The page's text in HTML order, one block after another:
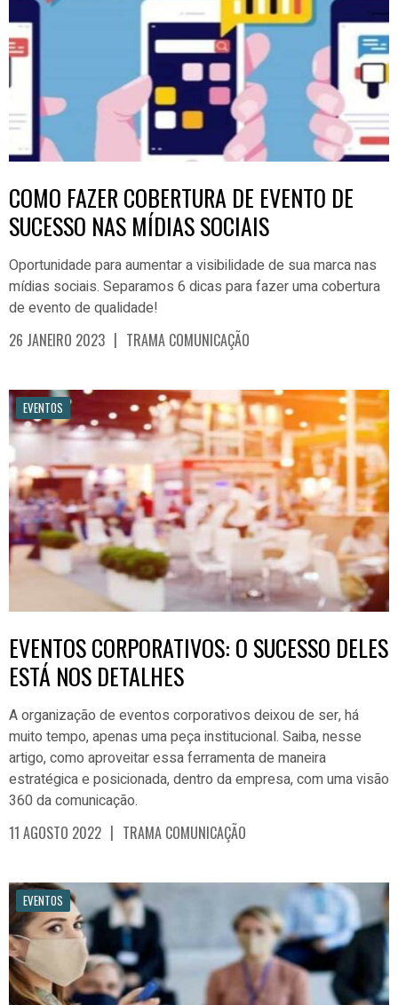
COMO FAZER COBERTURA DE EVENTO DE
SUCESSO NAS MÍDIAS SOCIAIS
Oportunidade para aumentar a visibilidade de sua marca nas
mídias sociais. Separamos 6 dicas para fazer uma cobertura
de evento de qualidade!
26 JANEIRO 2023 | TRAMA COMUNICAÇÃO
EVENTOS
EVENTOS CORPORATIVOS: O SUCESSO DELES
ESTÁ NOS DETALHES
A organização de eventos corporativos deixou de ser, há
muito tempo, apenas uma peça institucional. Saiba, nesse
artigo, como aproveitar essa ferramenta de maneira
estratégica e posicionada, dentro da empresa, com uma visão
360 da comunicação.
11 AGOSTO 2022 | TRAMA COMUNICAÇÃO
EVENTOS